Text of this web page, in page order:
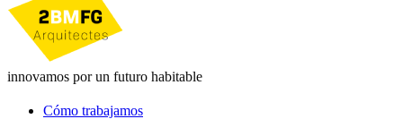
innovamos por un futuro habitable
Cómo trabajamos